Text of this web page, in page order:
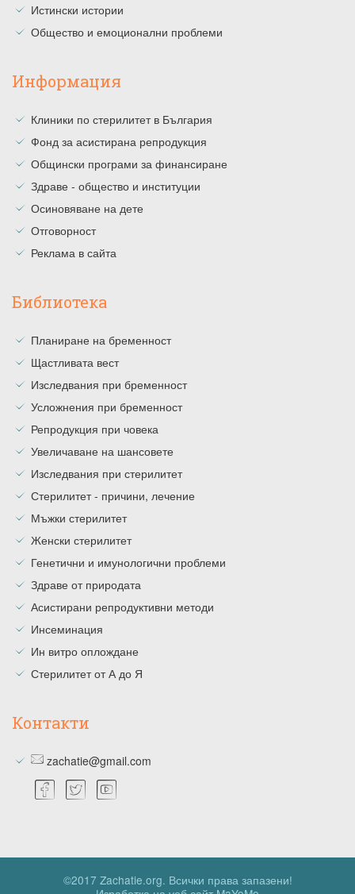
Истински истории
Общество и емоционални проблеми
Информация
Клиники по стерилитет в България
Фонд за асистирана репродукция
Общински програми за финансиране
Здраве - общество и институции
Осиновяване на дете
Отговорност
Реклама в сайта
Библиотека
Планиране на бременност
Щастливата вест
Изследвания при бременност
Усложнения при бременност
Репродукция при човека
Увеличаване на шансовете
Изследвания при стерилитет
Стерилитет - причини, лечение
Мъжки стерилитет
Женски стерилитет
Генетични и имунологични проблеми
Здраве от природата
Асистирани репродуктивни методи
Инсеминация
Ин витро оплождане
Стерилитет от А до Я
Контакти
zachatie@gmail.com
©2017 Zachatie.org. Всички права запазени!